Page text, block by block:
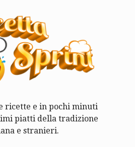
ricette e in pochi minuti
piatti della tradizione
e stranieri.